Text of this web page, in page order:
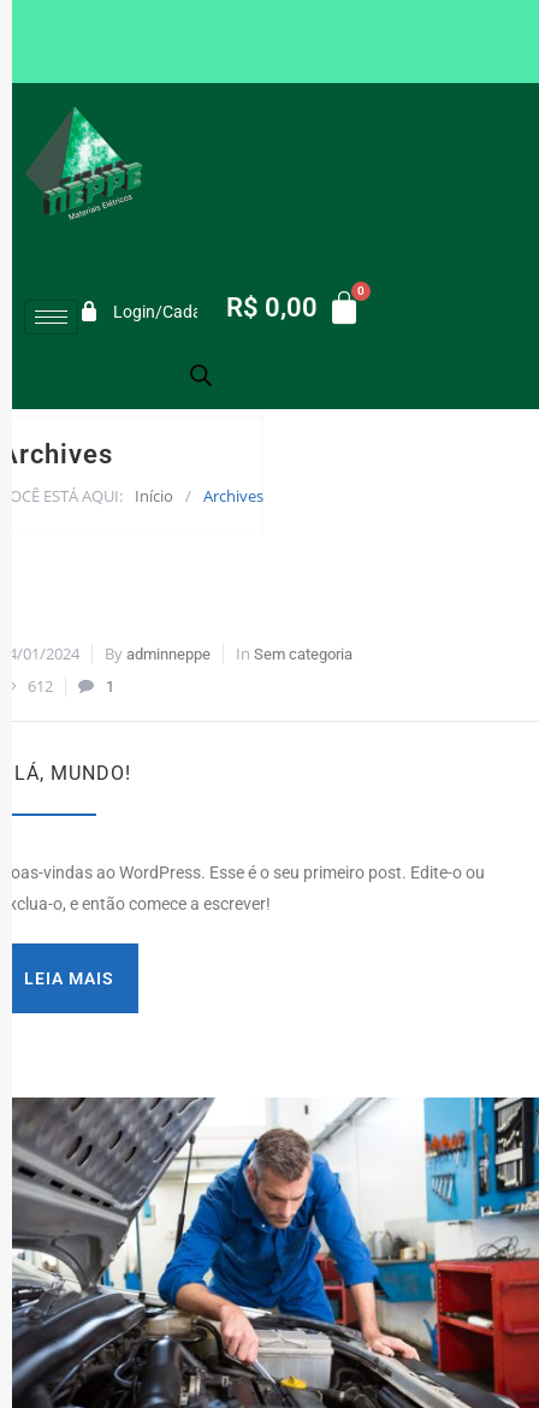
Login/CadastroR$ 0,00
Archives
VOCÊ ESTÁ AQUI: Início / Archives
24/01/2024 By adminneppe In Sem categoria
612 1
OLÁ, MUNDO!
Boas-vindas ao WordPress. Esse é o seu primeiro post. Edite-o ou
exclua-o, e então comece a escrever!
LEIA MAIS